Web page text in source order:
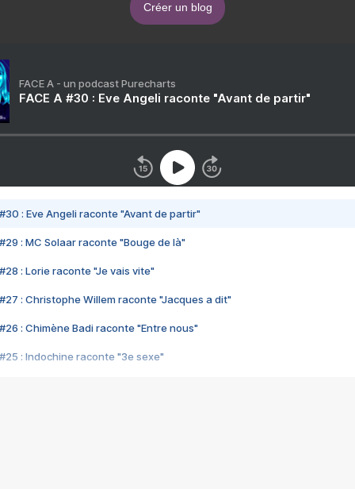
Créer un blog
FACE A - un podcast Purecharts
FACE A #30 : Eve Angeli raconte "Avant de partir"
#30 : Eve Angeli raconte "Avant de partir"
#29 : MC Solaar raconte "Bouge de là"
#28 : Lorie raconte "Je vais vite"
#27 : Christophe Willem raconte "Jacques a dit"
#26 : Chimène Badi raconte "Entre nous"
#25 : Indochine raconte "3e sexe"